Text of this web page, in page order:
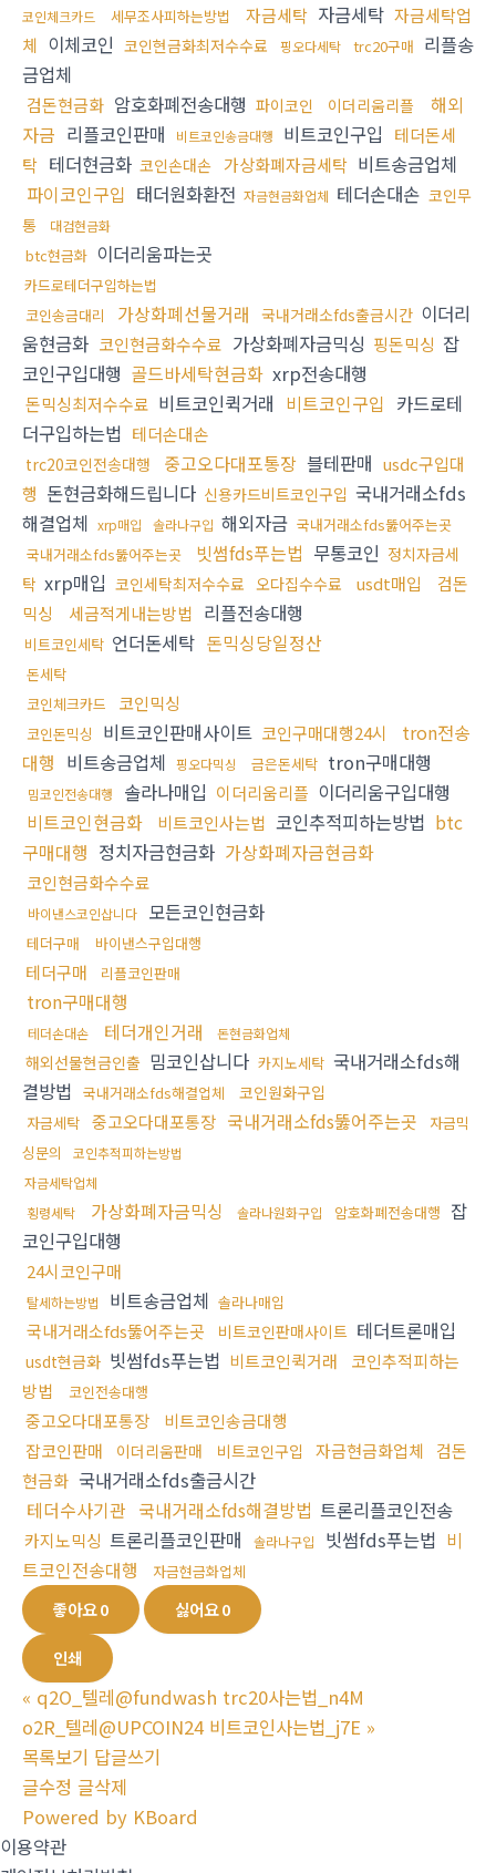
코인체크카드
세무조사피하는방법 자금세탁 자금세탁 자금세탁업
체 이체코인 코인현금화최저수수료 핑오다세탁 trc20구매 리플송
금업체
검돈현금화 암호화폐전송대행 파이코인 이더리움리플
해외
자금 리플코인판매 비트코인송금대행 비트코인구입
테더돈세
탁 테더현금화 코인손대손 가상화폐자금세탁 비트송금업체
파이코인구입 태더원화환전 자금현금화업체 테더손대손 코인무
통
대검현금화
btc현금화 이더리움파는곳
카드로테더구입하는법
코인송금대리
가상화폐선물거래 국내거래소fds출금시간 이더리
움현금화 코인현금화수수료 가상화폐자금믹싱 핑돈믹싱 잡
코인구입대행 골드바세탁현금화 xrp전송대행
돈믹싱최저수수료 비트코인퀵거래 비트코인구입 카드로테
더구입하는법 테더손대손
trc20코인전송대행 중고오다대포통장 블테판매 usdc구입대
행 돈현금화해드립니다 신용카드비트코인구입 국내거래소fds
해결업체 xrp매입 솔라나구입 해외자금 국내거래소fds뚫어주는곳
국내거래소fds뚫어주는곳
빗썸fds푸는법 무통코인 정치자금세
탁 xrp매입 코인세탁최저수수료 오다집수수료 usdt매입
검돈
믹싱
세금적게내는방법 리플전송대행
비트코인세탁 언더돈세탁 돈믹싱당일정산
돈세탁
코인체크카드
코인믹싱
코인돈믹싱 비트코인판매사이트 코인구매대행24시
tron전송
대행 비트송금업체 핑오다믹싱 금은돈세탁 tron구매대행
밈코인전송대행 솔라나매입 이더리움리플 이더리움구입대행
비트코인현금화
비트코인사는법 코인추적피하는방법 btc
구매대행 정치자금현금화 가상화폐자금현금화
코인현금화수수료
바이낸스코인삽니다 모든코인현금화
테더구매 바이낸스구입대행
테더구매 리플코인판매
tron구매대행
테더손대손 테더개인거래 돈현금화업체
해외선물현금인출 밈코인삽니다 카지노세탁 국내거래소fds해
결방법 국내거래소fds해결업체 코인원화구입
자금세탁 중고오다대포통장 국내거래소fds뚫어주는곳
자금믹
싱문의
코인추적피하는방법
자금세탁업체
횡령세탁
가상화폐자금믹싱 솔라나원화구입 암호화폐전송대행 잡
코인구입대행
24시코인구매
탈세하는방법 비트송금업체 솔라나매입
국내거래소fds뚫어주는곳 비트코인판매사이트 테더트론매입
usdt현금화 빗썸fds푸는법 비트코인퀵거래
코인추적피하는
방법
코인전송대행
중고오다대포통장
비트코인송금대행
잡코인판매
이더리움판매 비트코인구입 자금현금화업체
검돈
현금화 국내거래소fds출금시간
테더수사기관 국내거래소fds해결방법 트론리플코인전송
카지노믹싱 트론리플코인판매 솔라나구입 빗썸fds푸는법 비
트코인전송대행
자금현금화업체
좋아요0 싫어요0
인쇄
« q2O_텔레@fundwash trc20사는법_n4M
o2R_텔레@UPCOIN24 비트코인사는법_j7E »
목록보기 답글쓰기
글수정 글삭제
Powered by KBoard
이용약관